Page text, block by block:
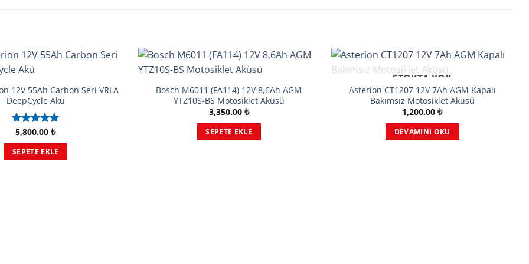
12V 55Ah Carbon Seri VRLA
DeepCycle Akü
5 üzerinden
5.00oy
aldı
5,800.00₺
SEPETE EKLE
Bosch M6011 (FA114) 12V 8,6Ah AGM
YTZ10S-BS Motosiklet Aküsü
3,350.00 ₺
SEPETE EKLE
STOKTA YOK
Asterion CT1207 12V 7Ah AGM Kapalı
Bakımsız Motosiklet Aküsü
1,200.00₺
DEVAMINI OKU